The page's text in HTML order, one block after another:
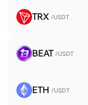
TRX /USDT
BEAT /USDT
ETH /USDT